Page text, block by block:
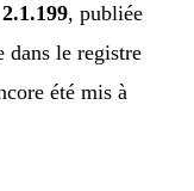
2.1.199, publiée
dans le registre
été mis à